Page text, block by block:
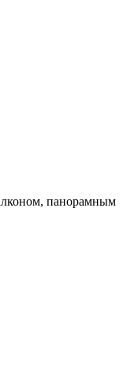
панорамным